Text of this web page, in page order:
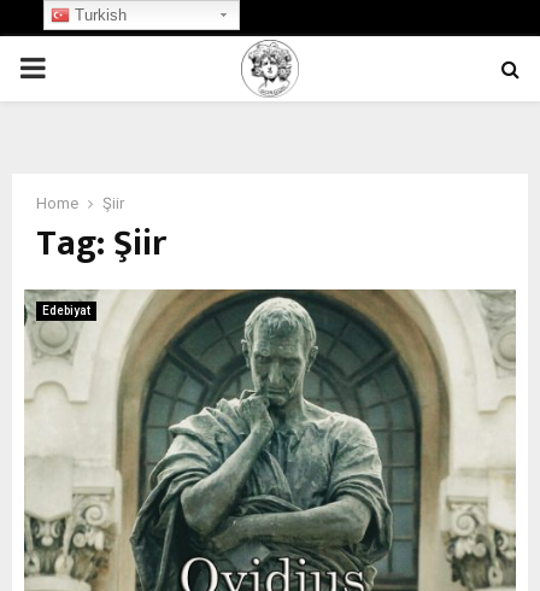
PRIMARY
Home Şiir
Tag:Şiir
Edebiyat
Turkish